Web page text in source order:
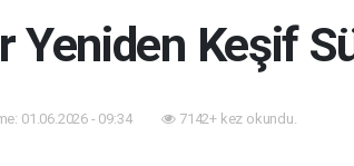
Yeniden Keşif
01.06.2026 - 09:34 7142+ kez okundu.